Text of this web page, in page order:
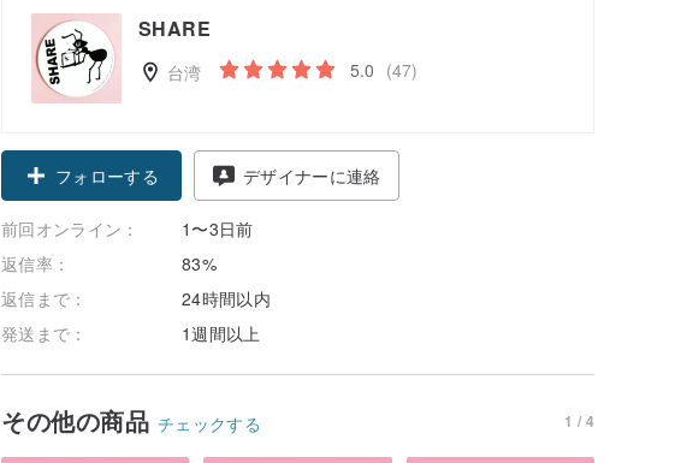
SHARE
台湾 5.0 (47)
フォローする デザイナーに連絡
前回オンライン：
1〜3日前
返信率：
83%
返信まで：
24時間以内
発送まで：
1週間以上
その他の商品 チェックする 1 / 4